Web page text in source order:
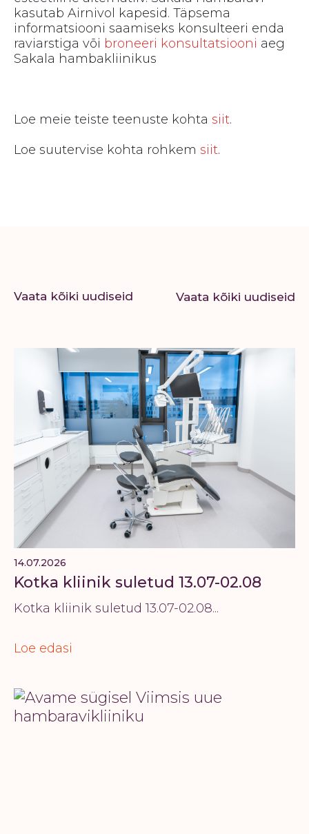
kasutab Airnivol kapesid. Täpsema
informatsiooni saamiseks konsulteeri enda
raviarstiga või broneeri konsultatsiooni aeg
Sakala hambakliinikus
Loe meie teiste teenuste kohta siit.
Loe suutervise kohta rohkem siit.
Vaata kõiki uudiseid Vaata kõiki uudiseid
14.07.2026
Kotka kliinik suletud 13.07-02.08
Kotka kliinik suletud 13.07-02.08...
Loe edasi